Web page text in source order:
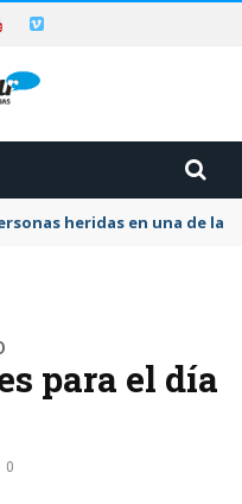
heridas en una de
para el día
0